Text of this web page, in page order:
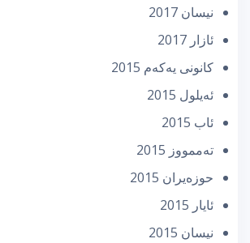
نیسان 2017
ئازار 2017
كانونی یه‌كه‌م 2015
ئه‌یلول 2015
ئاب 2015
تەممووز 2015
حوزه‌یران 2015
ئایار 2015
نیسان 2015